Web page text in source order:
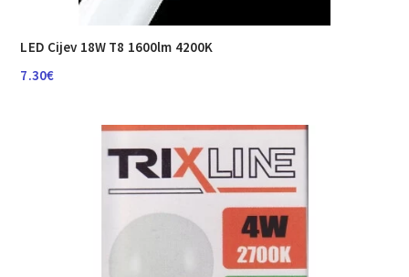
LED Cijev 18W T8 1600lm 4200K
7.30€